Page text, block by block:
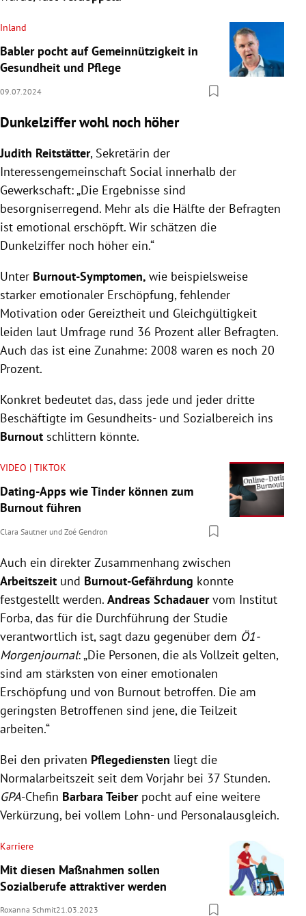
Inland
Babler pocht auf Gemeinnützigkeit in
Gesundheit und Pflege
09.07.2024
Dunkelziffer wohl noch höher
Judith Reitstätter, Sekretärin der
Interessengemeinschaft Social innerhalb der
Gewerkschaft: „Die Ergebnisse sind
besorgniserregend. Mehr als die Hälfte der Befragten
ist emotional erschöpft. Wir schätzen die
Dunkelziffer noch höher ein.“
Unter Burnout-Symptomen, wie beispielsweise
starker emotionaler Erschöpfung, fehlender
Motivation oder Gereiztheit und Gleichgültigkeit
leiden laut Umfrage rund 36 Prozent aller Befragten.
Auch das ist eine Zunahme: 2008 waren es noch 20
Prozent.
Konkret bedeutet das, dass jede und jeder dritte
Beschäftigte im Gesundheits- und Sozialbereich ins
Burnout schlittern könnte.
VIDEO | TIKTOK
Dating-Apps wie Tinder können zum
Burnout führen
Clara Sautner und Zoé Gendron
Auch ein direkter Zusammenhang zwischen
Arbeitszeit und Burnout-Gefährdung konnte
festgestellt werden. Andreas Schadauervom Institut
Forba, das für die Durchführung der Studie
verantwortlich ist, sagt dazu gegenüber dem Ö1-
Morgenjournal: „Die Personen, die als Vollzeit gelten,
sind am stärksten von einer emotionalen
Erschöpfung und von Burnout betroffen. Die am
geringsten Betroffenen sind jene, die Teilzeit
arbeiten.“
Bei den privaten Pflegediensten liegt die
Normalarbeitszeit seit dem Vorjahr bei 37 Stunden.
GPA-Chefin Barbara Teiberpocht auf eine weitere
Verkürzung, bei vollem Lohn- und Personalausgleich.
Karriere
Mit diesen Maßnahmen sollen
Sozialberufe attraktiver werden
Roxanna Schmit21.03.2023